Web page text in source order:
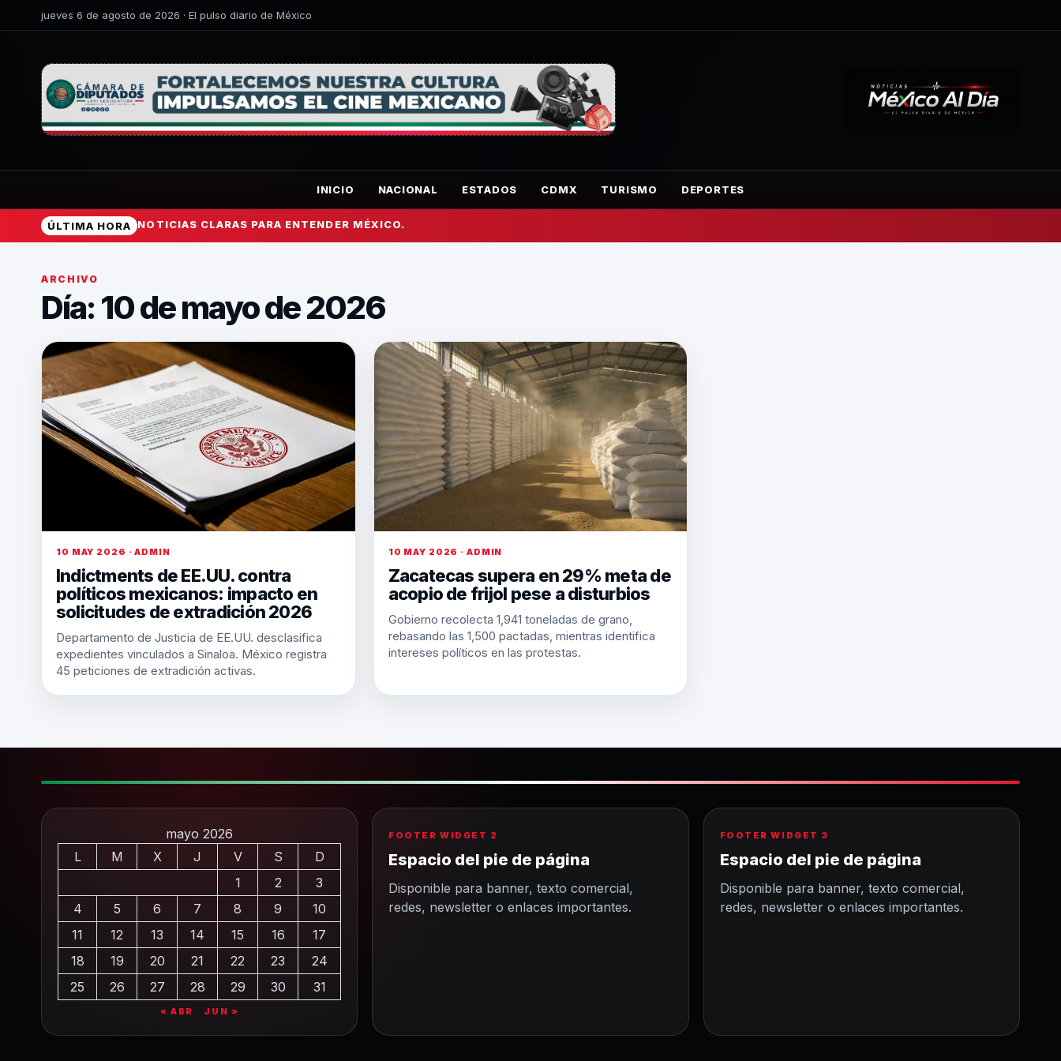
jueves 6 de agosto de 2026 · El pulso diario de México
INICIO NACIONAL ESTADOS CDMX TURISMO DEPORTES
ÚLTIMA HORA NOTICIAS CLARAS PARA ENTENDER MÉXICO.
ARCHIVO
Día: 10 de mayo de 2026
10 MAY 2026 · ADMIN
Indictments de EE.UU. contra
políticos mexicanos: impacto en
solicitudes de extradición 2026
Departamento de Justicia de EE.UU. desclasifica
expedientes vinculados a Sinaloa. México registra
45 peticiones de extradición activas.
10 MAY 2026 · ADMIN
Zacatecas supera en 29% meta de
acopio de frijol pese a disturbios
Gobierno recolecta 1,941 toneladas de grano,
rebasando las 1,500 pactadas, mientras identifica
intereses políticos en las protestas.
mayo 2026
L
M X J V S
D
1
2
3
4
5 6 7 8 9
10
11
12 13 14 15 16
17
18
19 20 21 22 23
24
25
26 27 28 29 30 31
« ABR JUN »
FOOTER WIDGET 2
Espacio del pie de página
Disponible para banner, texto comercial,
redes, newsletter o enlaces importantes.
FOOTER WIDGET 3
Espacio del pie de página
Disponible para banner, texto comercial,
redes, newsletter o enlaces importantes.